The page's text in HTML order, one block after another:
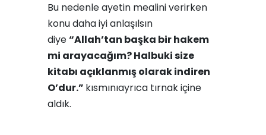
Bu nedenle ayetin mealini verirken
konu daha iyi anlaşılsın
diye“Allah’tan başka bir hakem
mi arayacağım? Halbuki size
kitabı açıklanmış olarak indiren
O’dur.” kısmınıayrıca tırnak içine
aldık.